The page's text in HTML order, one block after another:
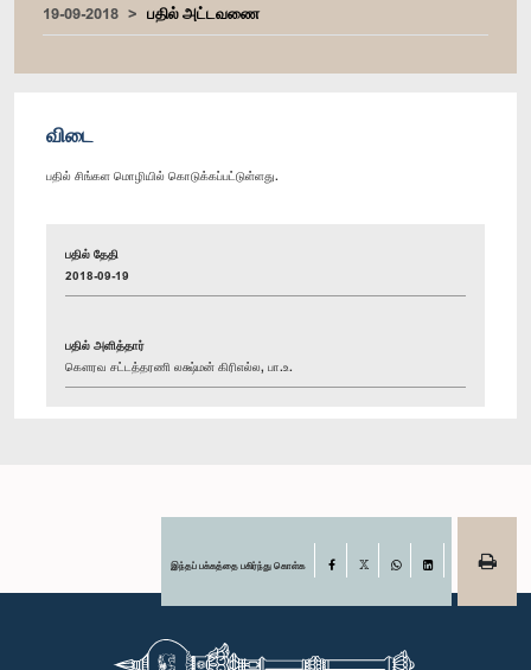
19-09-2018
பதில் அட்டவணை
விடை
பதில் சிங்கள மொழியில் கொடுக்கப்பட்டுள்ளது.
பதில் தேதி
2018-09-19
பதில் அளித்தார்
கௌரவ சட்டத்தரணி லக்ஷ்மன் கிரிஎல்ல, பா.உ.
இந்தப் பக்கத்தை பகிர்ந்து கொள்க Facebook